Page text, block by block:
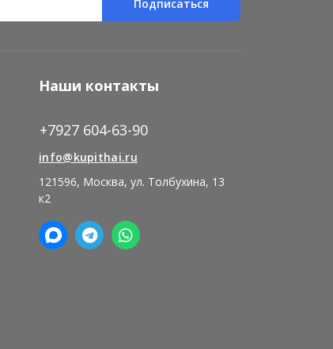
Подписаться
Наши контакты
+7927 604-63-90
info@kupithai.ru
121596, Москва, ул. Толбухина, 13
к2